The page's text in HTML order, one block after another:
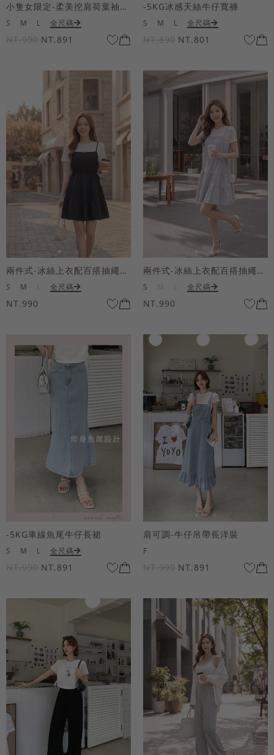
小隻女限定-柔美挖肩荷葉袖魚尾長洋裝
S M L 全尺碼
NT.990 NT.891
-5KG冰感天絲牛仔寬褲
S M L 全尺碼
NT.890 NT.801
兩件式-冰絲上衣配百搭抽繩短洋裝
S M 全尺碼
NT.990
兩件式-冰絲上衣配百搭抽繩短洋裝
S 全尺碼
NT.990
-5KG車線魚尾牛仔長裙
S M L 全尺碼
NT.990 NT.891
肩可調-牛仔吊帶長洋裝
F
NT.990 NT.891